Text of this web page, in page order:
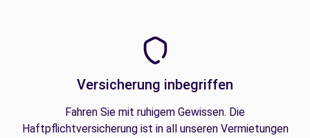
Versicherung inbegriffen
Fahren Sie mit ruhigem Gewissen. Die
Haftpflichtversicherung ist in all unseren Vermietungen